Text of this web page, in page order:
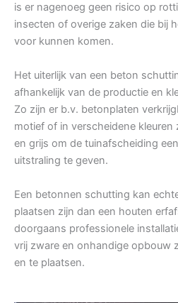
is er nagenoeg geen risico op
insecten of overige zaken die bij
voor kunnen komen.
Het uiterlijk van een beton
afhankelijk van de productie en
Zo zijn er b.v. betonplaten
motief of in verscheidene
en grijs om de tuinafscheiding
uitstraling te geven.
Een betonnen schutting kan
plaatsen zijn dan een houten
doorgaans professionele
vrij zware en onhandige opbouw
en te plaatsen.